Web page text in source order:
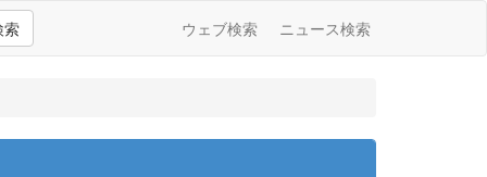
索 ウェブ検索 ニュース検索